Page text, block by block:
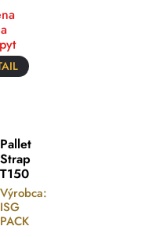
Pallet
Strap
T150
Výrobca:
ISG
PACK